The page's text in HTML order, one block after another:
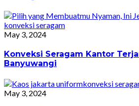
konveksi seragam
May 3, 2024
Konveksi Seragam Kantor
Banyuwangi
konveksi
May 3, 2024